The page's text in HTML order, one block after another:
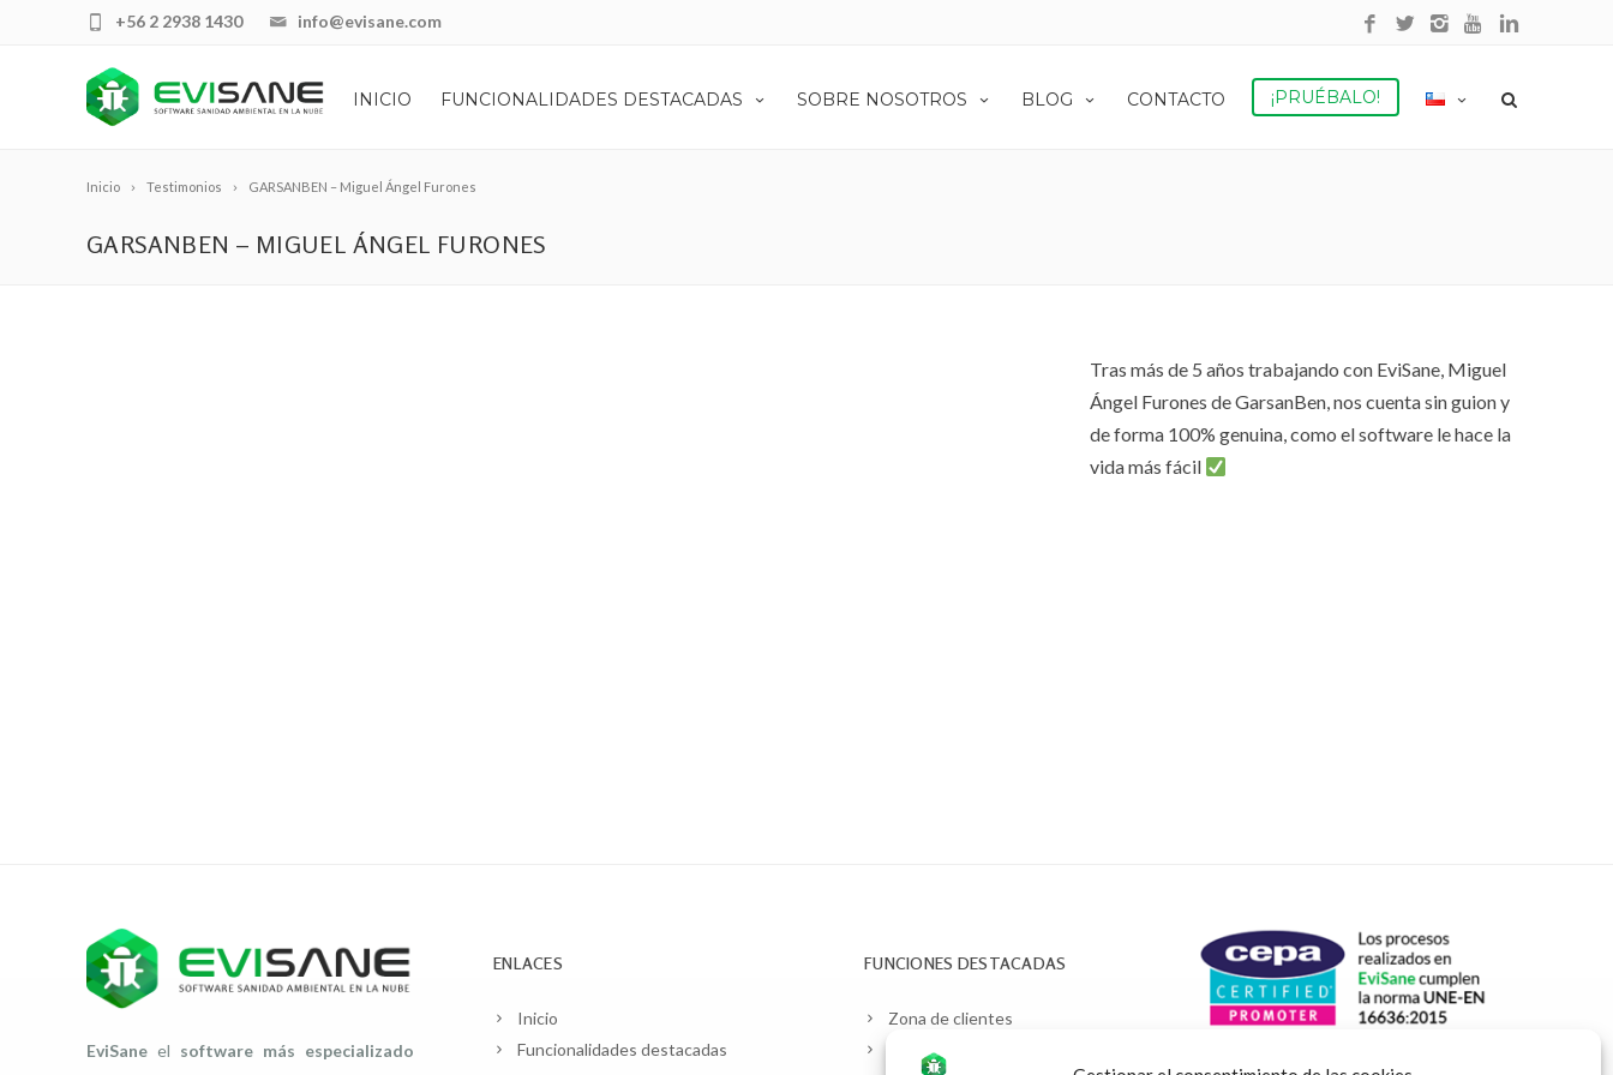
info@evisane.com
+56 2 2938 1430
INICIO FUNCIONALIDADES DESTACADAS SOBRE NOSOTROS BLOG CONTACTO ¡PRUÉBALO!
Inicio Testimonios GARSANBEN – Miguel Ángel Furones
GARSANBEN – MIGUEL ÁNGEL FURONES
Tras más de 5 años trabajando con EviSane, Miguel
Ángel Furones de GarsanBen, nos cuenta sin guion y
de forma 100% genuina, como el software le hace la
vida más fácil
EviSane el software más especializado
ENLACES
Inicio
Funcionalidades destacadas
FUNCIONES DESTACADAS
Zona de clientes
Planificación y contratos